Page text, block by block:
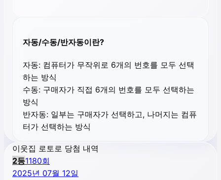
자동/수동/반자동이란?
자동: 컴퓨터가 무작위로 6개의 번호를 모두 선택
하는 방식
수동: 구매자가 직접 6개의 번호를 모두 선택하는
방식
반자동: 일부는 구매자가 선택하고, 나머지는 컴퓨
터가 선택하는 방식
이웃집 로토로 당첨 내역
2등1180회
2025년 07월 12일